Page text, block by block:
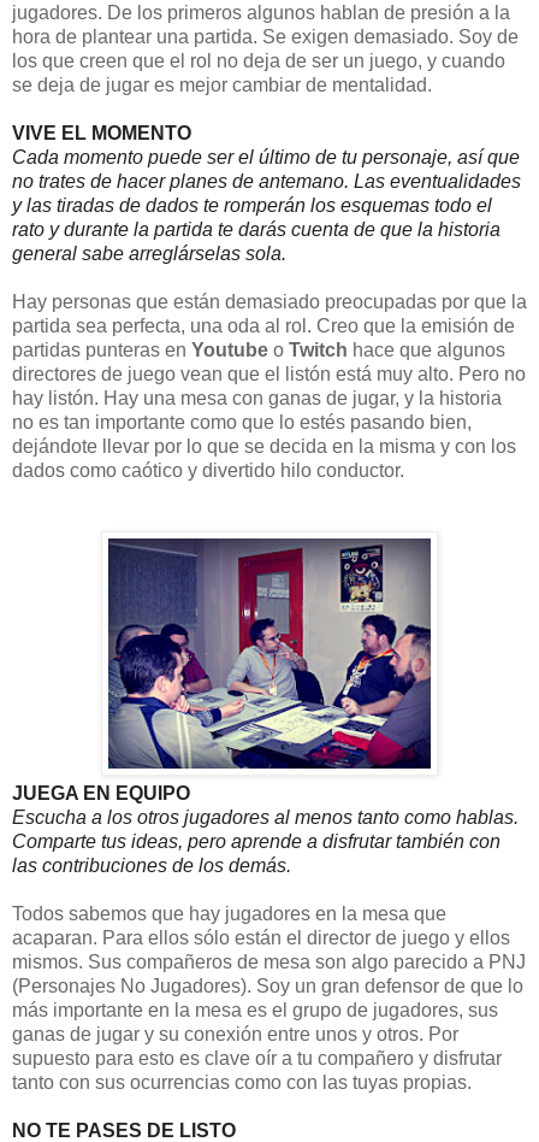
jugadores. De los primeros algunos hablan de presión a la
hora de plantear una partida. Se exigen demasiado. Soy de
los que creen que el rol no deja de ser un juego, y cuando
se deja de jugar es mejor cambiar de mentalidad.
VIVE EL MOMENTO
Cada momento puede ser el último de tu personaje, así que
no trates de hacer planes de antemano. Las eventualidades
y las tiradas de dados te romperán los esquemas todo el
rato y durante la partida te darás cuenta de que la historia
general sabe arreglárselas sola.
Hay personas que están demasiado preocupadas por que la
partida sea perfecta, una oda al rol. Creo que la emisión de
partidas punteras en Youtube o Twitch hace que algunos
directores de juego vean que el listón está muy alto. Pero no
hay listón. Hay una mesa con ganas de jugar, y la historia
no es tan importante como que lo estés pasando bien,
dejándote llevar por lo que se decida en la misma y con los
dados como caótico y divertido hilo conductor.
JUEGA EN EQUIPO
Escucha a los otros jugadores al menos tanto como hablas.
Comparte tus ideas, pero aprende a disfrutar también con
las contribuciones de los demás.
Todos sabemos que hay jugadores en la mesa que
acaparan. Para ellos sólo están el director de juego y ellos
mismos. Sus compañeros de mesa son algo parecido a PNJ
(Personajes No Jugadores). Soy un gran defensor de que lo
más importante en la mesa es el grupo de jugadores, sus
ganas de jugar y su conexión entre unos y otros. Por
supuesto para esto es clave oír a tu compañero y disfrutar
tanto con sus ocurrencias como con las tuyas propias.
NO TE PASES DE LISTO